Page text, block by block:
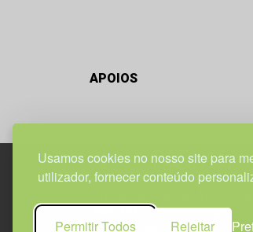
Usamos cookies no nosso site para
utilizador, fornecer conteúdo
Permitir Todos Rejeitar
APOIOS
1800-282 Lisboa | Portugal
21 850 40 65